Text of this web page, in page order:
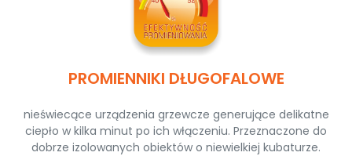
PROMIENNIKI DŁUGOFALOWE
nieświecące urządzenia grzewcze generujące delikatne
ciepło w kilka minut po ich włączeniu. Przeznaczone do
dobrze izolowanych obiektów o niewielkiej kubaturze.